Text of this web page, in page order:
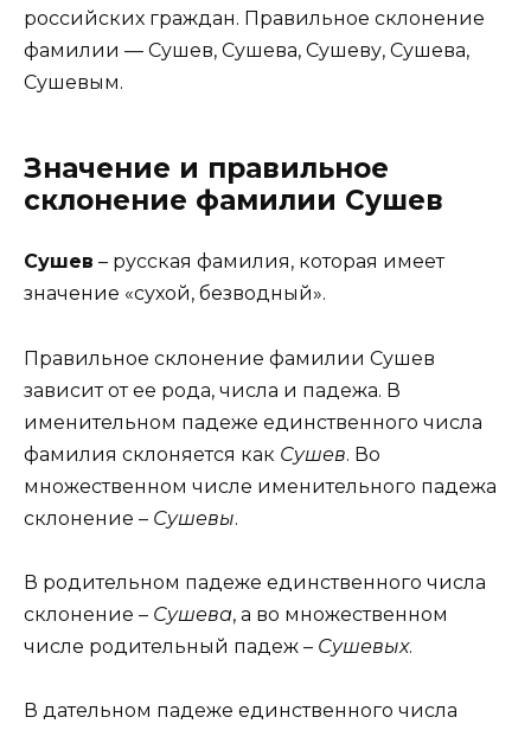
российских граждан. Правильное склонение
фамилии — Сушев, Сушева, Сушеву, Сушева,
Сушевым.
Значение и правильное
склонение фамилии Сушев
Сушев – русская фамилия, которая имеет
значение «сухой, безводный».
Правильное склонение фамилии Сушев
зависит от ее рода, числа и падежа. В
именительном падеже единственного числа
фамилия склоняется как Сушев. Во
множественном числе именительного падежа
склонение – Сушевы.
В родительном падеже единственного числа
склонение – Сушева, а во множественном
числе родительный падеж – Сушевых.
В дательном падеже единственного числа